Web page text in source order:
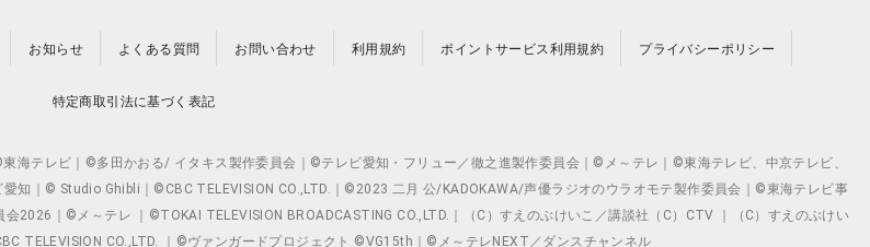
お知らせ よくある質問 お問い合わせ 利用規約 ポイントサービス利用規約 プライバシーポリシー
特定商取引法に基づく表記
テレビ｜©多田かおる/ イタキス製作委員会｜©テレビ愛知・フリュー／徹之進製作委員会｜©メ～テレ｜©東海テレビ、中京テレビ、
知｜© Studio Ghibli｜©CBC TELEVISION CO.,LTD.｜©2023 二月 公/KADOKAWA/声優ラジオのウラオモテ製作委員会｜©東海テレビ事
｜©メ～テレ ｜©TOKAI TELEVISION BROADCASTING CO.,LTD.｜（C）すえのぶけいこ／講談社（C）CTV ｜（C）すえのぶけい
TELEVISION CO.,LTD. ｜©ヴァンガードプロジェクト ©VG15th｜©メ～テレNEXT／ダンスチャンネル